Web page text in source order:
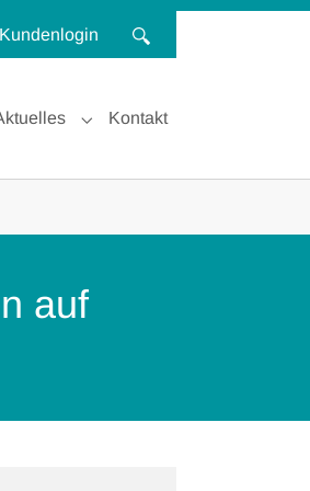
Kundenlogin
Submenu for "Aktuelles"
Kontakt
auf